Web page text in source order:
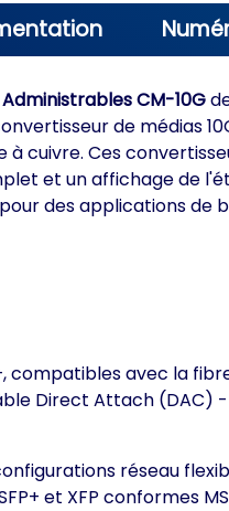
CM-10G
de médias
cuivre. Ces
et un affichage de
des applications de
compatibles avec la
Direct Attach (DAC) -
réseau
et XFP conformes